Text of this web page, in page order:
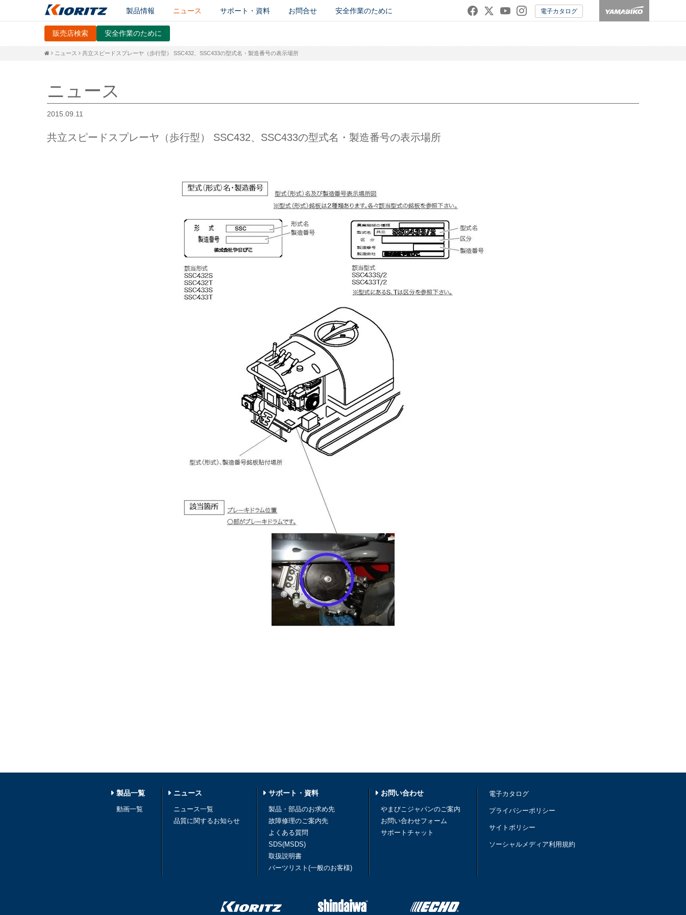
製品情報 ニュース サポート・資料 お問合せ 安全作業のために 電子カタログ
販売店検索 安全作業のために
ニュース 共立スピードスプレーヤ（歩行型） SSC432、SSC433の型式名・製造番号の表示場所
ニュース
2015.09.11
共立スピードスプレーヤ（歩行型） SSC432、SSC433の型式名・製造番号の表示場所
製品一覧
動画一覧
ニュース
ニュース一覧
品質に関するお知らせ
サポート・資料
製品・部品のお求め先
故障修理のご案内先
よくある質問
SDS(MSDS)
取扱説明書
パーツリスト(一般のお客様)
お問い合わせ
やまびこジャパンのご案内
お問い合わせフォーム
サポートチャット
電子カタログ
プライバシーポリシー
サイトポリシー
ソーシャルメディア利用規約